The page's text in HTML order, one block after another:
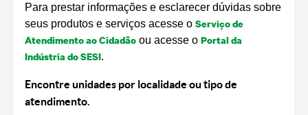
Para prestar informações e esclarecer dúvidas sobre
seus produtos e serviços acesse o Serviço de
Atendimento ao Cidadão ou acesse o Portal da
Indústria do SESI.
Encontre unidades por localidade ou tipo de
atendimento.